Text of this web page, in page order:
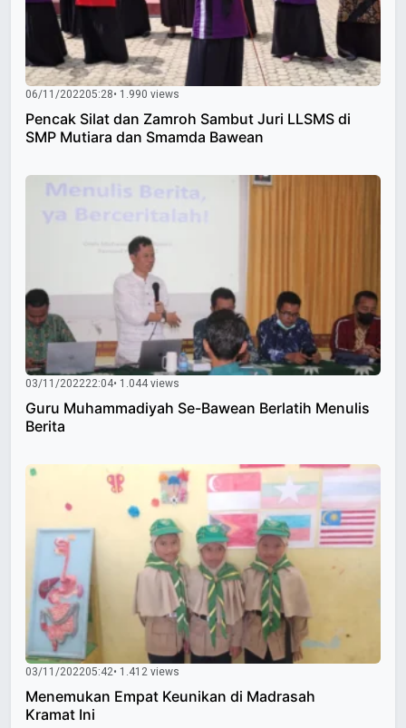
06/11/202205:28• 1.990 views
Pencak Silat dan Zamroh Sambut Juri LLSMS di
SMP Mutiara dan Smamda Bawean
03/11/202222:04• 1.044 views
Guru Muhammadiyah Se-Bawean Berlatih Menulis
Berita
03/11/202205:42• 1.412 views
Menemukan Empat Keunikan di Madrasah
Kramat Ini